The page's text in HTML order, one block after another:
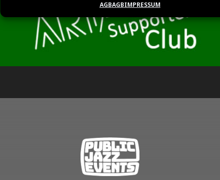
AGBAGBIMPRESSUM